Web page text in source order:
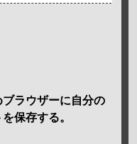
ラウザーに自分の
保存する。